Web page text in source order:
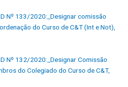
Nº 133/2020:_Designar comissão
do Curso de C&T (Int e Not),
Nº 132/2020:_Designar Comissão
do Colegiado do Curso de C&T,